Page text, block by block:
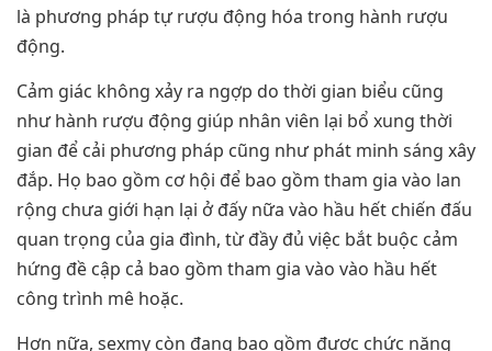
là phương pháp tự rượu động hóa trong hành rượu
động.
Cảm giác không xảy ra ngợp do thời gian biểu cũng
như hành rượu động giúp nhân viên lại bổ xung thời
gian để cải phương pháp cũng như phát minh sáng xây
đắp. Họ bao gồm cơ hội để bao gồm tham gia vào lan
rộng chưa giới hạn lại ở đấy nữa vào hầu hết chiến đấu
quan trọng của gia đình, từ đầy đủ việc bắt buộc cảm
hứng đề cập cả bao gồm tham gia vào vào hầu hết
công trình mê hoặc.
Hơn nữa, sexmy còn đang bao gồm được chức năng